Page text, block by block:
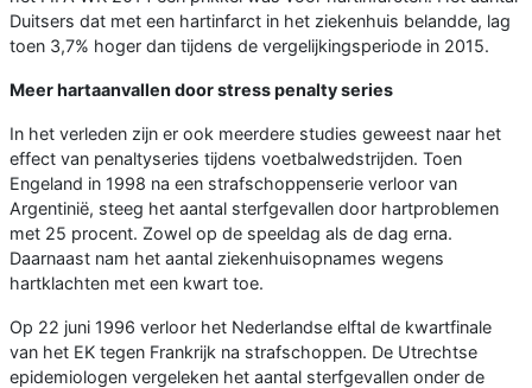
Duitsers dat met een hartinfarct in het ziekenhuis belandde, lag
toen 3,7% hoger dan tijdens de vergelijkingsperiode in 2015.
Meer hartaanvallen door stress penalty series
In het verleden zijn er ook meerdere studies geweest naar het
effect van penaltyseries tijdens voetbalwedstrijden. Toen
Engeland in 1998 na een strafschoppenserie verloor van
Argentinië, steeg het aantal sterfgevallen door hartproblemen
met 25 procent. Zowel op de speeldag als de dag erna.
Daarnaast nam het aantal ziekenhuisopnames wegens
hartklachten met een kwart toe.
Op 22 juni 1996 verloor het Nederlandse elftal de kwartfinale
van het EK tegen Frankrijk na strafschoppen. De Utrechtse
epidemiologen vergeleken het aantal sterfgevallen onder de